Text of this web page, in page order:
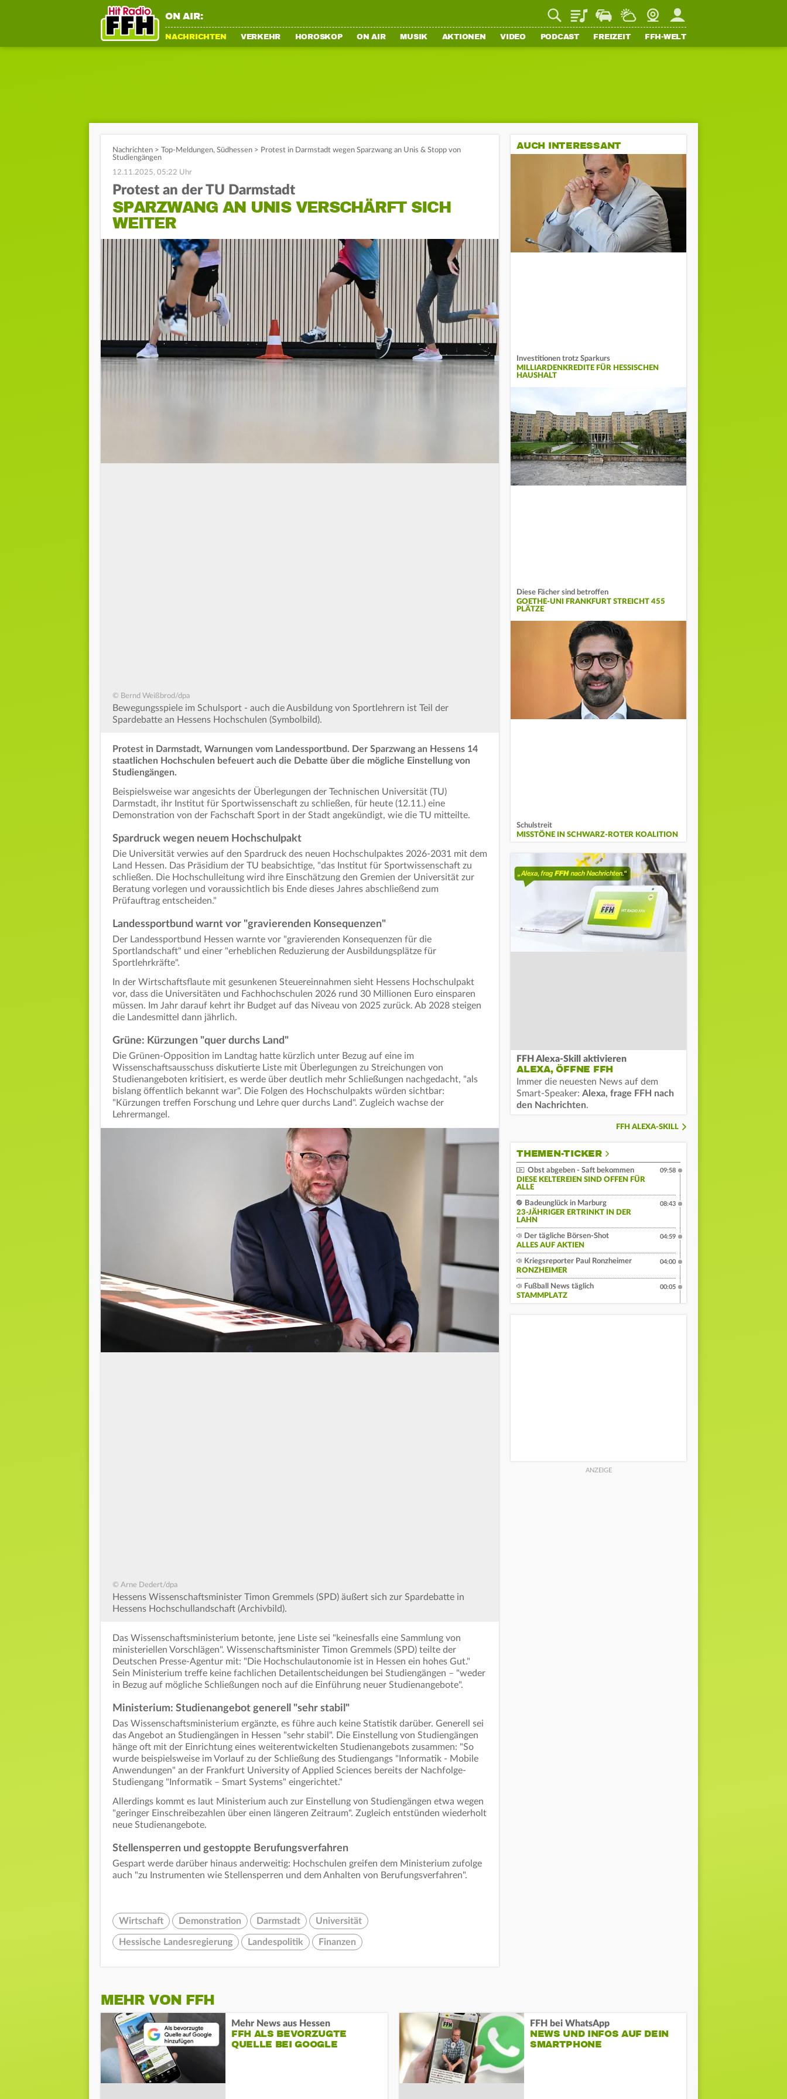
ON AIR: PlaylistStaupilotWetterWebcamMein FFH
NACHRICHTEN VERKEHR HOROSKOP ON AIR MUSIK AKTIONEN VIDEO PODCAST FREIZEIT FFH-WELT
Nachrichten > Top-Meldungen, Südhessen > Protest in Darmstadt wegen Sparzwang an Unis & Stopp von
Studiengängen
12.11.2025, 05:22 Uhr
Protest an der TU Darmstadt
SPARZWANG AN UNIS VERSCHÄRFT SICH
WEITER
© Bernd Weißbrod/dpa
Bewegungsspiele im Schulsport - auch die Ausbildung von Sportlehrern ist Teil der
Spardebatte an Hessens Hochschulen (Symbolbild).
Protest in Darmstadt, Warnungen vom Landessportbund. Der Sparzwang an Hessens 14
staatlichen Hochschulen befeuert auch die Debatte über die mögliche Einstellung von
Studiengängen.
Beispielsweise war angesichts der Überlegungen der Technischen Universität (TU)
Darmstadt, ihr Institut für Sportwissenschaft zu schließen, für heute (12.11.) eine
Demonstration von der Fachschaft Sport in der Stadt angekündigt, wie die TU mitteilte.
Spardruck wegen neuem Hochschulpakt
Die Universität verwies auf den Spardruck des neuen Hochschulpaktes 2026-2031 mit dem
Land Hessen. Das Präsidium der TU beabsichtige, "das Institut für Sportwissenschaft zu
schließen. Die Hochschulleitung wird ihre Einschätzung den Gremien der Universität zur
Beratung vorlegen und voraussichtlich bis Ende dieses Jahres abschließend zum
Prüfauftrag entscheiden."
Landessportbund warnt vor "gravierenden Konsequenzen"
Der Landessportbund Hessen warnte vor "gravierenden Konsequenzen für die
Sportlandschaft" und einer "erheblichen Reduzierung der Ausbildungsplätze für
Sportlehrkräfte".
In der Wirtschaftsflaute mit gesunkenen Steuereinnahmen sieht Hessens Hochschulpakt
vor, dass die Universitäten und Fachhochschulen 2026 rund 30 Millionen Euro einsparen
müssen. Im Jahr darauf kehrt ihr Budget auf das Niveau von 2025 zurück. Ab 2028 steigen
die Landesmittel dann jährlich.
Grüne: Kürzungen "quer durchs Land"
Die Grünen-Opposition im Landtag hatte kürzlich unter Bezug auf eine im
Wissenschaftsausschuss diskutierte Liste mit Überlegungen zu Streichungen von
Studienangeboten kritisiert, es werde über deutlich mehr Schließungen nachgedacht, "als
bislang öffentlich bekannt war". Die Folgen des Hochschulpakts würden sichtbar:
"Kürzungen treffen Forschung und Lehre quer durchs Land". Zugleich wachse der
Lehrermangel.
© Arne Dedert/dpa
Hessens Wissenschaftsminister Timon Gremmels (SPD) äußert sich zur Spardebatte in
Hessens Hochschullandschaft (Archivbild).
Das Wissenschaftsministerium betonte, jene Liste sei "keinesfalls eine Sammlung von
ministeriellen Vorschlägen". Wissenschaftsminister Timon Gremmels (SPD) teilte der
Deutschen Presse-Agentur mit: "Die Hochschulautonomie ist in Hessen ein hohes Gut."
Sein Ministerium treffe keine fachlichen Detailentscheidungen bei Studiengängen – "weder
in Bezug auf mögliche Schließungen noch auf die Einführung neuer Studienangebote".
Ministerium: Studienangebot generell "sehr stabil"
Das Wissenschaftsministerium ergänzte, es führe auch keine Statistik darüber. Generell sei
das Angebot an Studiengängen in Hessen "sehr stabil". Die Einstellung von Studiengängen
hänge oft mit der Einrichtung eines weiterentwickelten Studienangebots zusammen: "So
wurde beispielsweise im Vorlauf zu der Schließung des Studiengangs "Informatik - Mobile
Anwendungen" an der Frankfurt University of Applied Sciences bereits der Nachfolge-
Studiengang "Informatik – Smart Systems" eingerichtet."
Allerdings kommt es laut Ministerium auch zur Einstellung von Studiengängen etwa wegen
"geringer Einschreibezahlen über einen längeren Zeitraum". Zugleich entstünden wiederholt
neue Studienangebote.
Stellensperren und gestoppte Berufungsverfahren
Gespart werde darüber hinaus anderweitig: Hochschulen greifen dem Ministerium zufolge
auch "zu Instrumenten wie Stellensperren und dem Anhalten von Berufungsverfahren".
Wirtschaft Demonstration Darmstadt Universität
Hessische Landesregierung Landespolitik Finanzen
AUCH INTERESSANT
Investitionen trotz Sparkurs
MILLIARDENKREDITE FÜR HESSISCHEN
HAUSHALT
Diese Fächer sind betroffen
GOETHE-UNI FRANKFURT STREICHT 455
PLÄTZE
Schulstreit
MISSTÖNE IN SCHWARZ-ROTER KOALITION
FFH Alexa-Skill aktivieren
ALEXA, ÖFFNE FFH
Immer die neuesten News auf dem
Smart-Speaker: Alexa, frage FFH nach
den Nachrichten.
FFH ALEXA-SKILL
THEMEN-TICKER
Obst abgeben - Saft bekommen
DIESE KELTEREIEN SIND OFFEN FÜR
ALLE
09:58
Badeunglück in Marburg
23-JÄHRIGER ERTRINKT IN DER
LAHN
08:43
Der tägliche Börsen-Shot
ALLES AUF AKTIEN
04:59
Kriegsreporter Paul Ronzheimer
RONZHEIMER
04:00
Fußball News täglich
STAMMPLATZ
00:05
MEHR VON FFH
Mehr News aus Hessen
FFH ALS BEVORZUGTE
QUELLE BEI GOOGLE
FFH bei WhatsApp
NEWS UND INFOS AUF DEIN
SMARTPHONE